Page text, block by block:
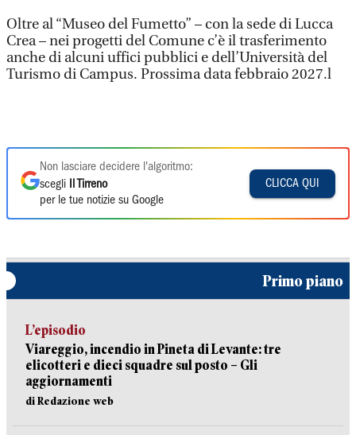
Oltre al “Museo del Fumetto” – con la sede di Lucca
Crea – nei progetti del Comune c’è il trasferimento
anche di alcuni uffici pubblici e dell’Università del
Turismo di Campus. Prossima data febbraio 2027.l
Non lasciare decidere l'algoritmo:
scegli
Il Tirreno
per le tue notizie su Google
CLICCA QUI
Primo piano
L’episodio
Viareggio, incendio in Pineta di Levante: tre
elicotteri e dieci squadre sul posto – Gli
aggiornamenti
di Redazione web